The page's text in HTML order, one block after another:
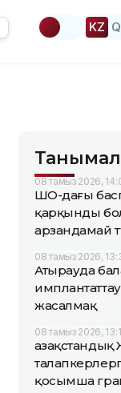
KZ
Танымал
08 тамыз 2026,
ШҚО-дағы
қарқынды
арзандамай
08 тамыз 2026,
Атырауда
жасалмақ
08 тамыз 2026,
қосымша